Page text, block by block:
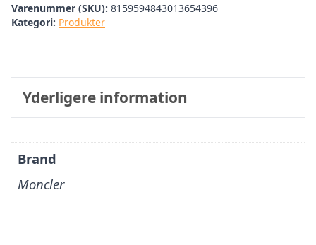
Varenummer (SKU): 8159594843013654396
Kategori: Produkter
Yderligere information
Brand
Moncler